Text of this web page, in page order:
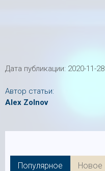
Дата публикации: 2020-11-28
Автор статьи:
Alex Zolnov
Популярное Новое